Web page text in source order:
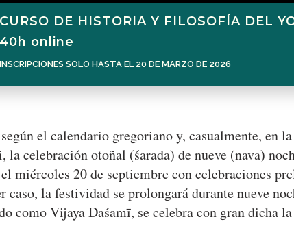
el calendario gregoriano y, casualmente, en
la celebración otoñal (śarada) de nueve (nava)
miércoles 20 de septiembre con celebraciones
la festividad se prolongará durante nueve
como Vijaya Daśamī, se celebra con gran
CURSO DE HISTORIA Y FILOSOFÍA DEL
40h online
INSCRIPCIONES SOLO HASTA EL 20 DE MARZO DE 2026